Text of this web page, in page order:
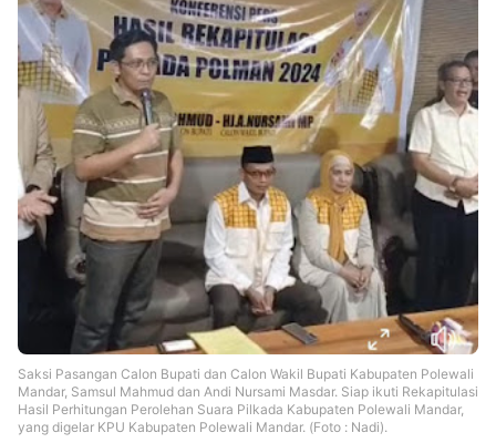
Saksi Pasangan Calon Bupati dan Calon Wakil Bupati Kabupaten Polewali
Mandar, Samsul Mahmud dan Andi Nursami Masdar. Siap ikuti Rekapitulasi
Hasil Perhitungan Perolehan Suara Pilkada Kabupaten Polewali Mandar,
yang digelar KPU Kabupaten Polewali Mandar. (Foto : Nadi).